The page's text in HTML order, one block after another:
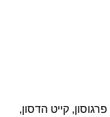
פרגוסון, קייט הדסון,